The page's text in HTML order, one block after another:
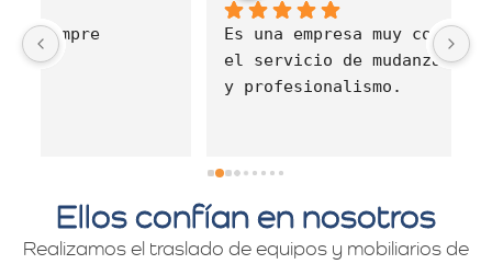
Es una empresa muy comprometida con
el servicio de mudanzas con calidad
y profesionalismo.
Ellos confían en nosotros
Realizamos el traslado de equipos y mobiliarios de